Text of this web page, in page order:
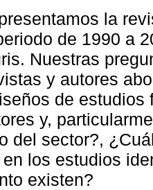
la
de 1990 a
Nuestras
y autores
de
y,
del sector?,
los estudios
existen?